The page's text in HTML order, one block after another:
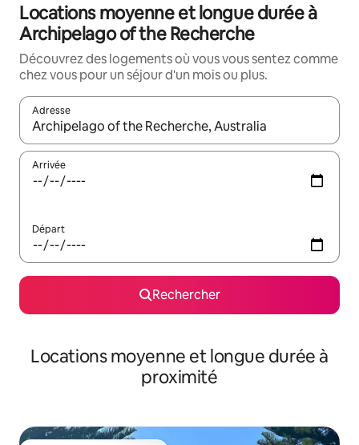
Locations moyenne et longue durée à
Archipelago of the Recherche
Découvrez des logements où vous vous sentez comme
chez vous pour un séjour d'un mois ou plus.
Adresse
Lorsque les résultats s'affichent, utilisez les flèches vers le
Arrivée
Départ
Rechercher
Locations moyenne et longue durée à
proximité